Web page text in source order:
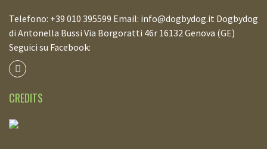
Telefono: +39 010 395599 Email: info@dogbydog.it Dogbydog
di Antonella Bussi Via Borgoratti 46r 16132 Genova (GE)
Seguici su Facebook:
CREDITS